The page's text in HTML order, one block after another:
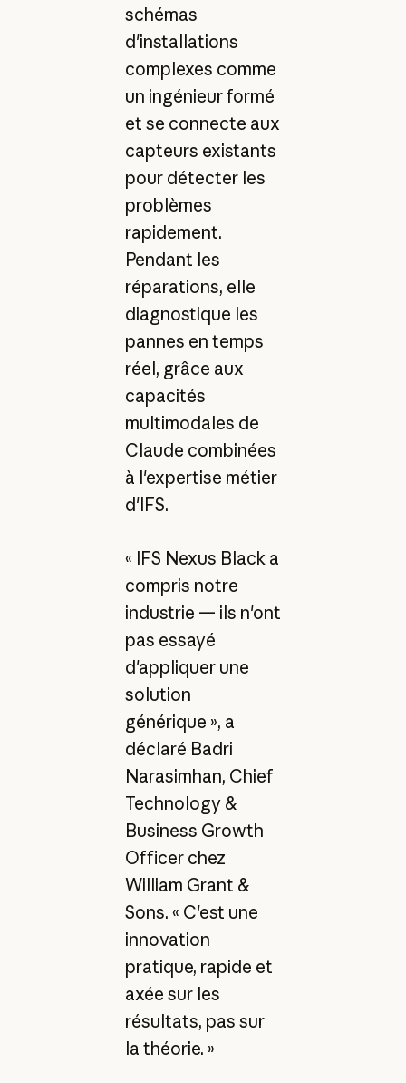
schémas
d'installations
complexes comme
un ingénieur formé
et se connecte aux
capteurs existants
pour détecter les
problèmes
rapidement.
Pendant les
réparations, elle
diagnostique les
pannes en temps
réel, grâce aux
capacités
multimodales de
Claude combinées
à l'expertise métier
d'IFS.
« IFS Nexus Black a
compris notre
industrie — ils n'ont
pas essayé
d'appliquer une
solution
générique », a
déclaré Badri
Narasimhan, Chief
Technology &
Business Growth
Officer chez
William Grant &
Sons. « C'est une
innovation
pratique, rapide et
axée sur les
résultats, pas sur
la théorie. »